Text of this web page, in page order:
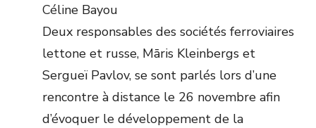
Céline Bayou
Deux responsables des sociétés ferroviaires
lettone et russe, Māris Kleinbergs et
Sergueï Pavlov, se sont parlés lors d’une
rencontre à distance le 26 novembre afin
d’évoquer le développement de la